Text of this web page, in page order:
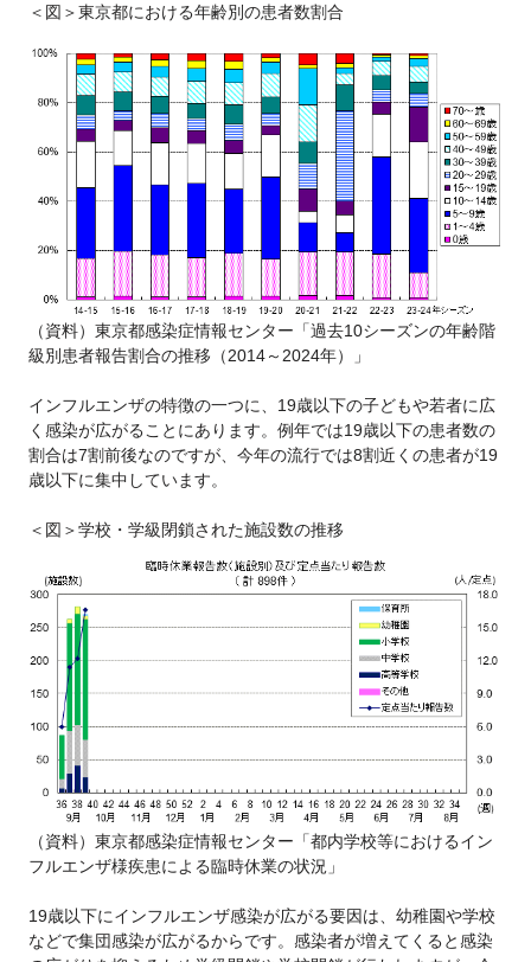
＜図＞東京都における年齢別の患者数割合
（資料）東京都感染症情報センター「過去10シーズンの年齢階
級別患者報告割合の推移（2014～2024年）」
インフルエンザの特徴の一つに、19歳以下の子どもや若者に広
く感染が広がることにあります。例年では19歳以下の患者数の
割合は7割前後なのですが、今年の流行では8割近くの患者が19
歳以下に集中しています。
＜図＞学校・学級閉鎖された施設数の推移
（資料）東京都感染症情報センター「都内学校等におけるイン
フルエンザ様疾患による臨時休業の状況」
19歳以下にインフルエンザ感染が広がる要因は、幼稚園や学校
などで集団感染が広がるからです。感染者が増えてくると感染